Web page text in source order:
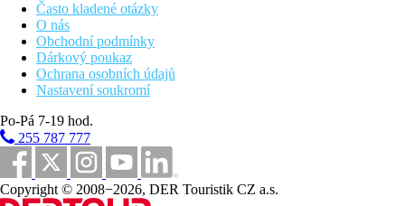
Často kladené otázky
O nás
Obchodní podmínky
Dárkový poukaz
Ochrana osobních údajů
Nastavení soukromí
Po-Pá 7-19 hod.
255 787 777
Copyright © 2008−2026, DER Touristik CZ a.s.